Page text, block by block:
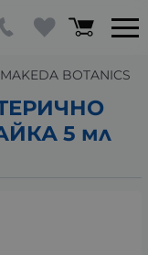
BOTANICS
5 мл